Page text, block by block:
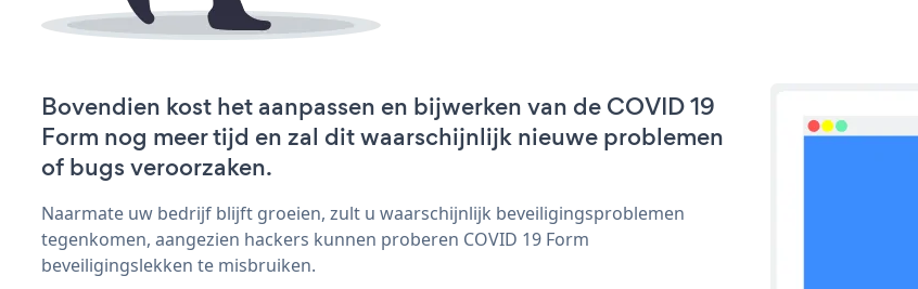
Bovendien kost het aanpassen en bijwerken van de COVID 19
Form nog meer tijd en zal dit waarschijnlijk nieuwe problemen
of bugs veroorzaken.
Naarmate uw bedrijf blijft groeien, zult u waarschijnlijk beveiligingsproblemen
tegenkomen, aangezien hackers kunnen proberen COVID 19 Form
beveiligingslekken te misbruiken.